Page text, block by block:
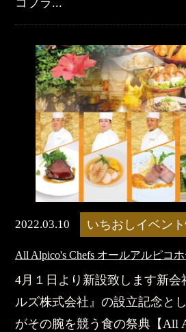
コプラ...
2022.03.10 いちおしイベン
All Alpico's Chefs オールアルピコ
4月１日より新設致します新会
ルズ株式会社』の設立記念と
がその腕を競う食の祭典【All